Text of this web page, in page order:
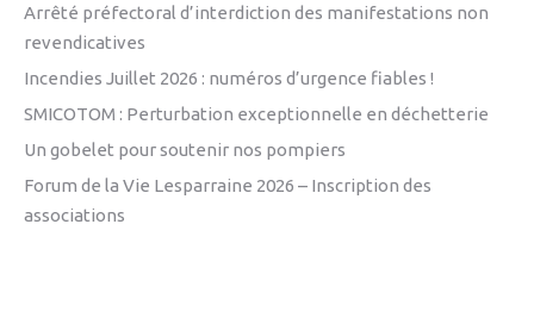
Arrêté préfectoral d’interdiction des manifestations non
revendicatives
Incendies Juillet 2026 : numéros d’urgence fiables !
SMICOTOM : Perturbation exceptionnelle en déchetterie
Un gobelet pour soutenir nos pompiers
Forum de la Vie Lesparraine 2026 – Inscription des
associations